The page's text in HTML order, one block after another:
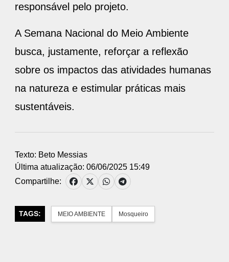
responsável pelo projeto.
A Semana Nacional do Meio Ambiente
busca, justamente, reforçar a reflexão
sobre os impactos das atividades humanas
na natureza e estimular práticas mais
sustentáveis.
Texto: Beto Messias
Última atualização: 06/06/2025 15:49
Compartilhe:
TAGS: MEIO AMBIENTE Mosqueiro